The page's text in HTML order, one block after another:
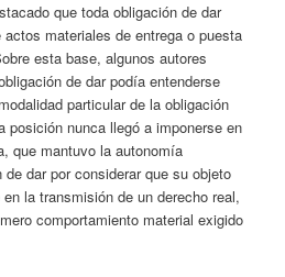
que toda obligación de dar
materiales de entrega o puesta
esta base, algunos autores
de dar podía entenderse
particular de la obligación
posición nunca llegó a imponerse en
que mantuvo la autonomía
dar por considerar que su objeto
la transmisión de un derecho real,
comportamiento material exigido